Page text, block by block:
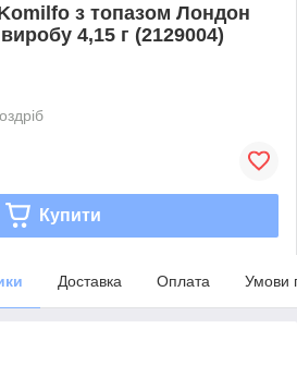
з топазом Лондон
4,15 г (2129004)
Купити
Доставка Оплата Умови